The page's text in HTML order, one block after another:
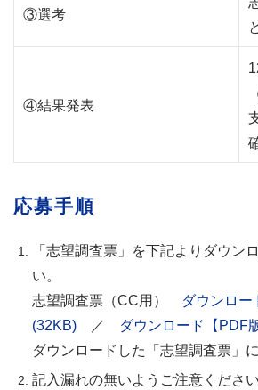
③選考
④結果発表
応募手順
「志望調査票」を下記よりダウン
い。
志望調査票（CC用）
ダウンロー
(32KB) ／
ダウンロード【PDF
ダウンロードした「志望調査票」
記入漏れの無いようご注意ください